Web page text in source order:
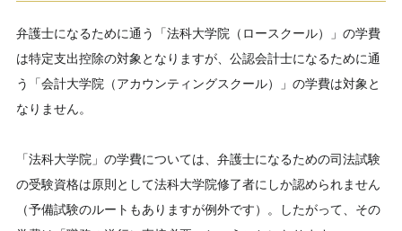
弁護士になるために通う「法科大学院（ロースクール）」の学費
は特定支出控除の対象となりますが、公認会計士になるために通
う「会計大学院（アカウンティングスクール）」の学費は対象と
なりません。
「法科大学院」の学費については、弁護士になるための司法試験
の受験資格は原則として法科大学院修了者にしか認められません
（予備試験のルートもありますが例外です）。したがって、その